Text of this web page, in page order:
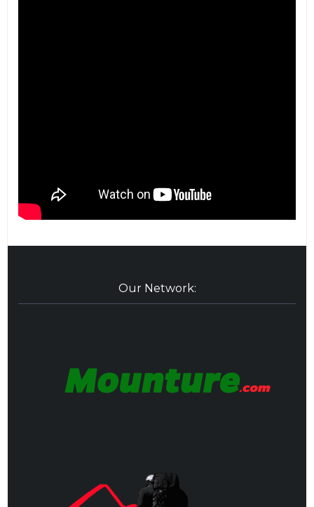
Our Network: